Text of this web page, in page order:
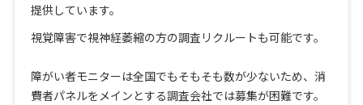
提供しています。
視覚障害で視神経萎縮の方の調査リクルートも可能です。
障がい者モニターは全国でもそもそも数が少ないため、消
費者パネルをメインとする調査会社では募集が困難です。